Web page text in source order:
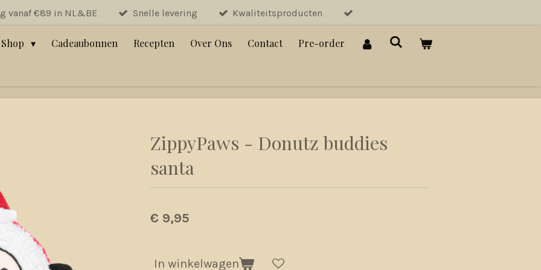
vanaf €89 in NL&BE Snelle levering Kwaliteitsproducten
Shop Cadeaubonnen Recepten Over Ons Contact Pre-order
ZippyPaws - Donutz buddies
santa
€ 9,95
In winkelwagen